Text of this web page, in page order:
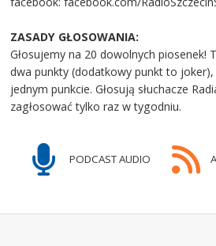
ZASADY GŁOSOWANIA:
Głosujemy na 20 dowolnych piosenek!
dwa punkty (dodatkowy punkt to
jednym punkcie. Głosują słuchacze
zagłosować tylko raz w tygodniu.
PODCAST AUDIO